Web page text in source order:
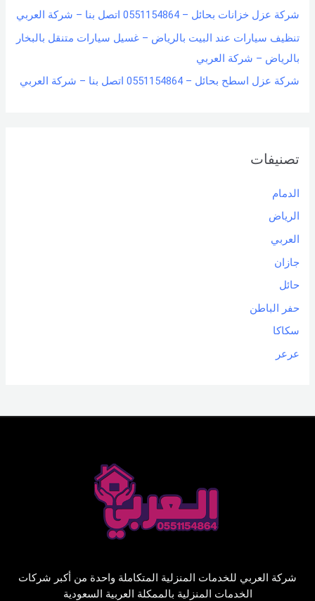
شركة عزل خزانات بحائل – 0551154864 اتصل بنا – شركة العربي
تنظيف سيارات عند البيت بالرياض – غسيل سيارات متنقل بالبخار
بالرياض – شركة العربي
شركة عزل اسطح بحائل – 0551154864 اتصل بنا – شركة العربي
تصنيفات
الدمام
الرياض
العربي
جازان
حائل
حفر الباطن
سكاكا
عرعر
شركة العربي للخدمات المنزلية المتكاملة واحدة من أكبر شركات
الخدمات المنزلية بالممكلة العربية السعودية